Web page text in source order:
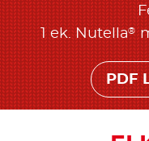
1 ek. Nutella®
PDF